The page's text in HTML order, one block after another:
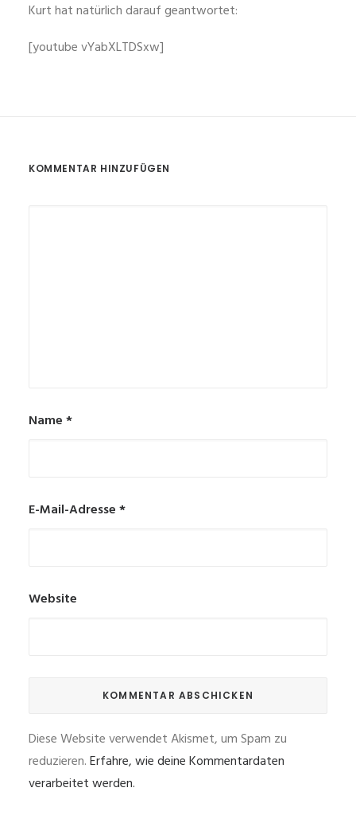
Kurt hat natürlich darauf geantwortet:
[youtube vYabXLTDSxw]
KOMMENTAR HINZUFÜGEN
Name*
E-Mail-Adresse*
Website
Diese Website verwendet Akismet, um Spam zu
reduzieren.Erfahre, wie deine Kommentardaten
verarbeitet werden.